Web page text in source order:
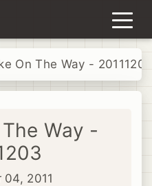
On The Way -
Way -
04, 2011